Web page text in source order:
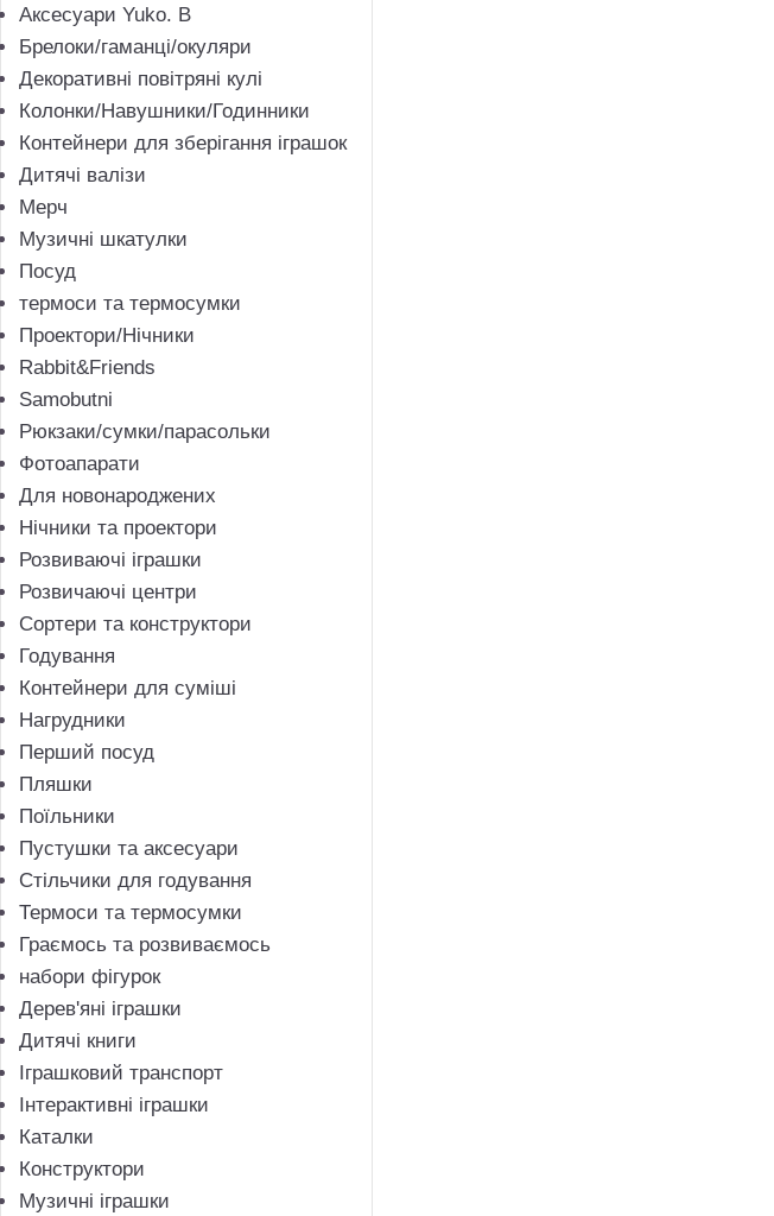
Аксесуари Yuko. B
Брелоки/гаманці/окуляри
Декоративні повітряні кулі
Колонки/Навушники/Годинники
Контейнери для зберігання іграшок
Дитячі валізи
Мерч
Музичнi шкатулки
Посуд
термоси та термосумки
Проектори/Нічники
Rabbit&Friends
Samobutni
Рюкзаки/сумки/парасольки
Фотоапарати
Для новонароджених
Нічники та проектори
Розвиваючі іграшки
Розвичаючі центри
Сортери та конструктори
Годування
Контейнери для суміші
Нагрудники
Перший посуд
Пляшки
Поїльники
Пустушки та аксесуари
Стільчики для годування
Термоси та термосумки
Граємось та розвиваємось
набори фiгурок
Дерев'яні іграшки
Дитячі книги
Іграшковий транспорт
Інтерактивні іграшки
Каталки
Конструктори
Музичні іграшки